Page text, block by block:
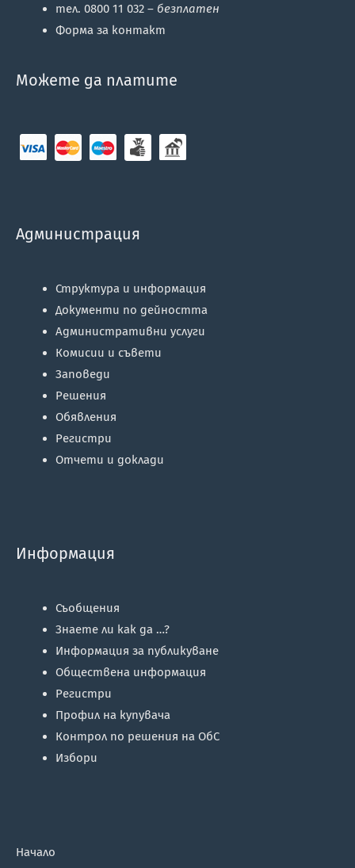
тел. 0800 11 032 – безплатен
Форма за контакт
Можете да платите
Администрация
Структура и информация
Документи по дейността
Административни услуги
Комисии и съвети
Заповеди
Решения
Обявления
Регистри
Отчети и доклади
Информация
Съобщения
Знаете ли как да …?
Информация за публикуване
Обществена информация
Регистри
Профил на купувача
Контрол по решения на ОбС
Избори
Начало